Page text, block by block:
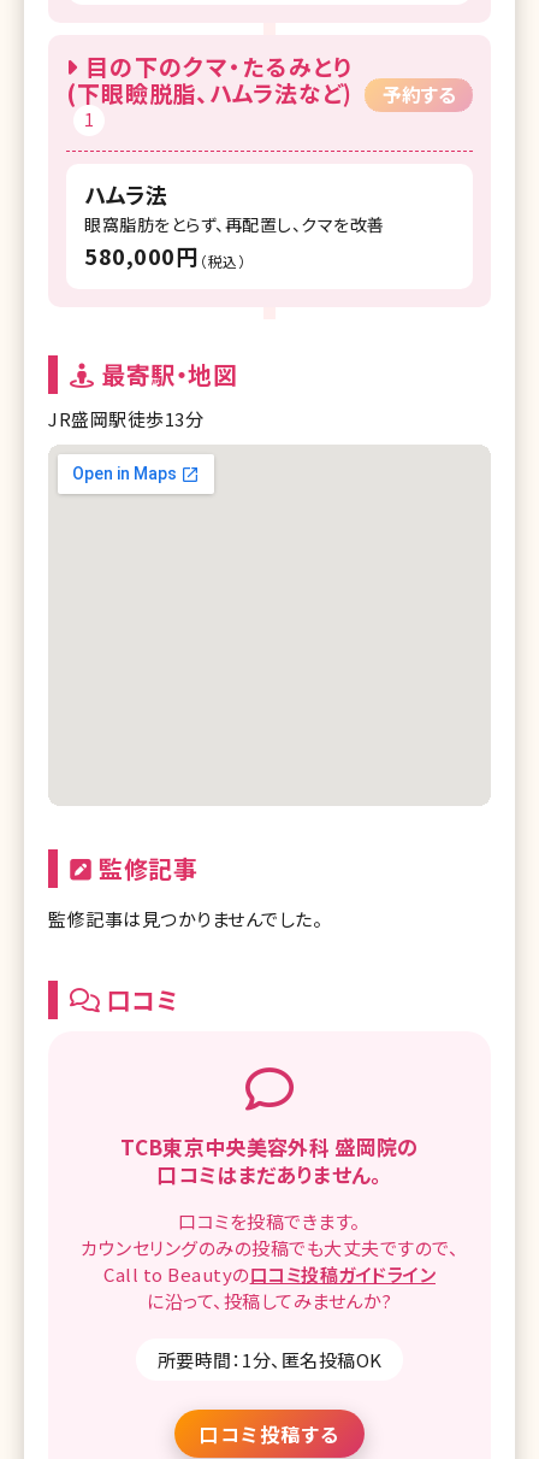
目の下のクマ・たるみとり
(下眼瞼脱脂、ハムラ法など)
1
予約する
ハムラ法
眼窩脂肪をとらず、再配置し、クマを改善
580,000円 （税込）
最寄駅・地図
JR盛岡駅徒歩13分
監修記事
監修記事は見つかりませんでした。
口コミ
TCB東京中央美容外科 盛岡院の
口コミはまだありません。
口コミを投稿できます。
カウンセリングのみの投稿でも大丈夫ですので、
Call to Beautyの口コミ投稿ガイドライン
に沿って、投稿してみませんか?
所要時間：1分、匿名投稿OK
口コミ投稿する